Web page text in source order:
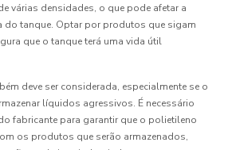
várias densidades, o que pode afetar a
do tanque. Optar por produtos que sigam
que o tanque terá uma vida útil
deve ser considerada, especialmente se o
líquidos agressivos. É necessário
fabricante para garantir que o polietileno
os produtos que serão armazenados,